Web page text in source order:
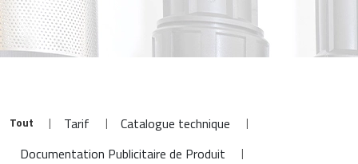
Tout | Tarif | Catalogue technique |
Documentation Publicitaire de Produit |